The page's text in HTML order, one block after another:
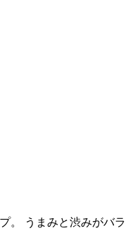
。 うまみと渋みがバラ